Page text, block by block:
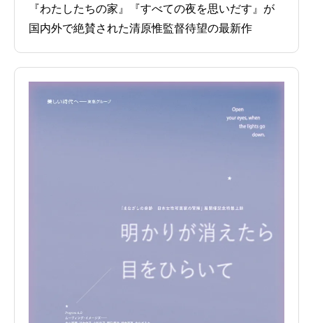
『わたしたちの家』『すべての夜を思いだす』が
国内外で絶賛された清原惟監督待望の最新作